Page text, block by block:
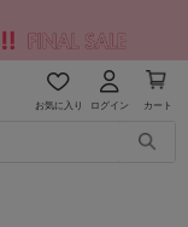
お気に入り ログイン カート